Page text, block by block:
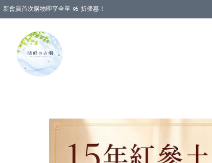
新會員首次購物即享全單 95 折優惠！